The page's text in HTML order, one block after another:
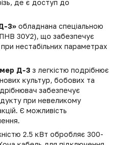
де є доступ до
3» обладнана спеціальною
30У2), що забезпечує
нестабільних параметрах
Д-3 з легкістю подрібнює
культур, бобових та
забезпечує
при невеликому
Є можливість
2.5 кВт обробляє 300-